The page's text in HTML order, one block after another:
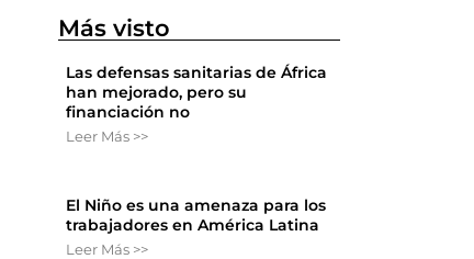
Más visto
Las defensas sanitarias de África
han mejorado, pero su
financiación no
Leer Más >>
El Niño es una amenaza para los
trabajadores en América Latina
Leer Más >>